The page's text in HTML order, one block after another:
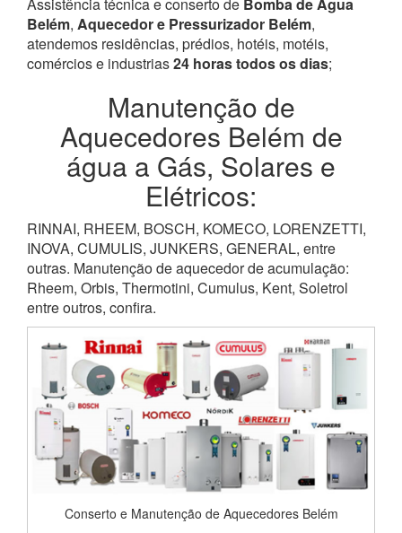
Belém, Aquecedor e Pressurizador Belém,
atendemos residências, prédios, hotéis, motéis,
comércios e industrias24 horas todos os dias;
Manutenção de
Aquecedores Belém de
água a Gás, Solares e
Elétricos:
RINNAI, RHEEM, BOSCH, KOMECO, LORENZETTI,
INOVA, CUMULIS, JUNKERS, GENERAL, entre
outras. Manutenção de aquecedor de acumulação:
Rheem, Orbis, Thermotini, Cumulus, Kent, Soletrol
entre outros, confira.
Conserto e Manutenção de Aquecedores Belém